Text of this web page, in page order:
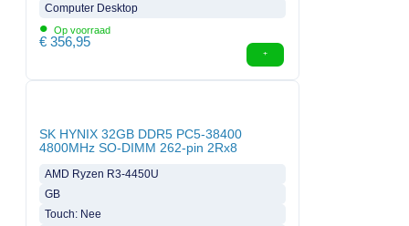
Computer Desktop
• Op voorraad
€ 356,95
SK HYNIX 32GB DDR5 PC5-38400
4800MHz SO-DIMM 262-pin 2Rx8
AMD Ryzen R3-4450U
GB
Touch: Nee